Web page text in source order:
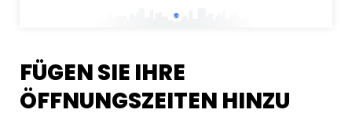
FÜGEN SIE IHRE
ÖFFNUNGSZEITEN HINZU